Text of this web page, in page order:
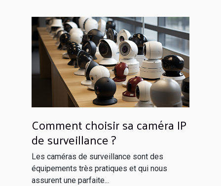
Comment choisir sa caméra IP
de surveillance ?
Les caméras de surveillance sont des
équipements très pratiques et qui nous
assurent une parfaite...